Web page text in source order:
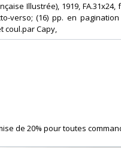
Illustrée), 1919,
verso; (16) pp. en
coul.par Capy,‎
de 20% pour toutes